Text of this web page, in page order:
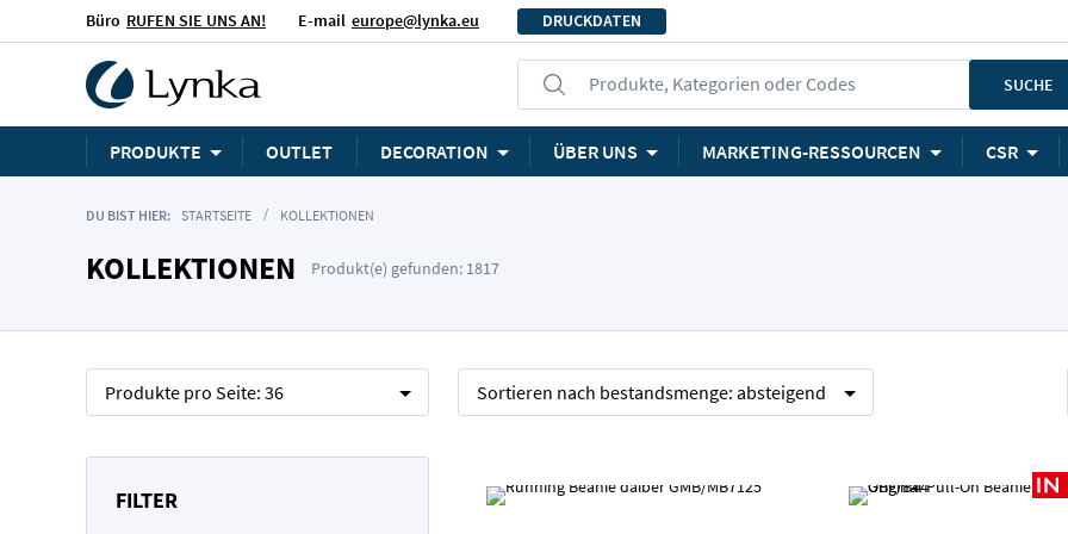
Büro RUFEN SIE UNS AN! E-mail europe@lynka.eu DRUCKDATEN
Produkte, Kategorien oder Codes SUCHE
PRODUKTE OUTLET DECORATION ÜBER UNS MARKETING-RESSOURCEN CSR
DU BIST HIER: STARTSEITE KOLLEKTIONEN
KOLLEKTIONEN Produkt(e) gefunden: 1817
Produkte pro Seite: 36 Sortieren nach bestandsmenge: absteigend
FILTER